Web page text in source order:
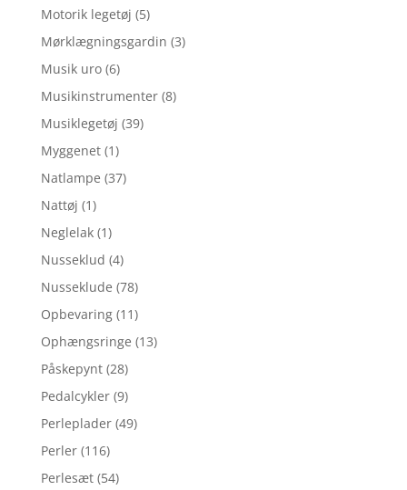
Motorik legetøj (5)
Mørklægningsgardin (3)
Musik uro (6)
Musikinstrumenter (8)
Musiklegetøj (39)
Myggenet (1)
Natlampe (37)
Nattøj (1)
Neglelak (1)
Nusseklud (4)
Nusseklude (78)
Opbevaring (11)
Ophængsringe (13)
Påskepynt (28)
Pedalcykler (9)
Perleplader (49)
Perler (116)
Perlesæt (54)